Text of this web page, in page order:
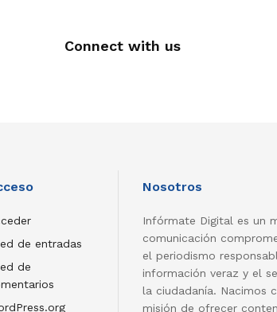
Connect with us
de entradas
de
Nosotros
Infórmate Digital es un
comunicación
el periodismo
información veraz y el
la ciudadanía. Nacimos
misión de ofrecer